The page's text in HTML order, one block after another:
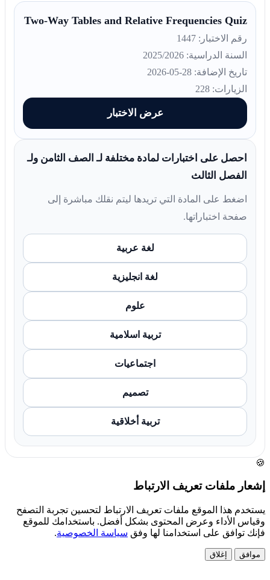
Two-Way Tables and Relative Frequencies Quiz
رقم الاختبار: 1447
السنة الدراسية: 2025/2026
تاريخ الإضافة: 28-05-2026
الزيارات: 228
عرض الاختبار
احصل على اختبارات لمادة مختلفة لـ الصف الثامن ولـ
الفصل الثالث
اضغط على المادة التي تريدها ليتم نقلك مباشرة إلى
صفحة اختباراتها.
لغة عربية
لغة انجليزية
علوم
تربية اسلامية
اجتماعيات
تصميم
تربية أخلاقية
🍪
إشعار ملفات تعريف الارتباط
يستخدم هذا الموقع ملفات تعريف الارتباط لتحسين تجربة التصفح
وقياس الأداء وعرض المحتوى بشكل أفضل. باستخدامك للموقع
فإنك توافق على استخدامنا لها وفق سياسة الخصوصية.
موافق إغلاق